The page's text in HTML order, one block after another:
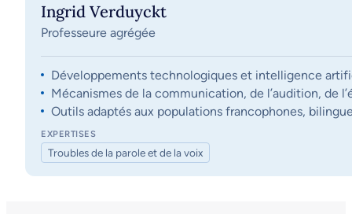
Ingrid Verduyckt
Professeure agrégée
Développements technologiques et intelligence
Mécanismes de la communication, de l’audition, de
Outils adaptés aux populations francophones,
EXPERTISES
Troubles de la parole et de la voix